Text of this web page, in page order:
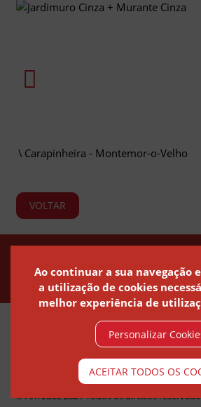
Carapinheira - Montemor-o-Velho
VOLTAR
© ARTEBEL 2021 - ARTEFACTOS
© ARTEBEL 2021 Todos os direitos
Ao continuar a sua navegação
a utilização de cookies
melhor experiência de
Personalizar
ACEITAR TODOS OS